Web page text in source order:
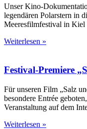
Unser Kino-
legendären Polarstern in
Meeresfilmfestival in Kiel
Weiterlesen »
Festival-Premiere
Für unseren Film „Salz
besondere Entrée
Veranstaltung auf dem
Weiterlesen »